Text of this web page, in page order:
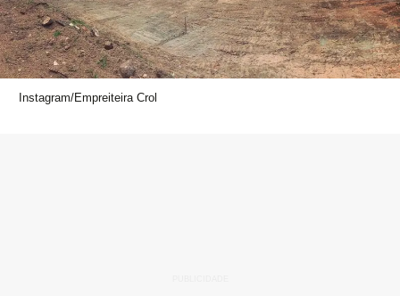
Instagram/Empreiteira Crol